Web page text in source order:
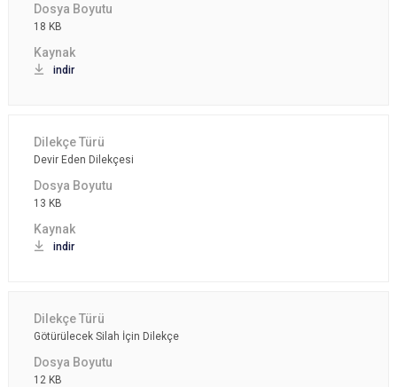
18 KB
indir
Devir Eden Dilekçesi
13 KB
indir
Götürülecek Silah İçin Dilekçe
12 KB